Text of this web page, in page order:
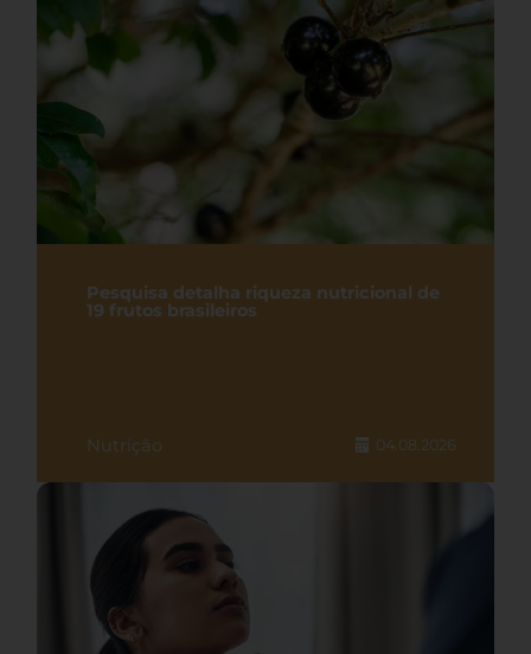
Pesquisa detalha riqueza nutricional de
19 frutos brasileiros
Nutrição 04.08.2026